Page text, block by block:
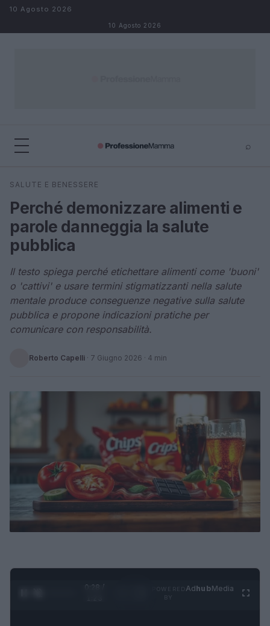
Salta al contenuto
10 Agosto 2026
10 Agosto 2026
⌕
Cerca
SALUTE E BENESSERE
Perché demonizzare alimenti e
parole danneggia la salute
pubblica
Il testo spiega perché etichettare alimenti come 'buoni'
o 'cattivi' e usare termini stigmatizzanti nella salute
mentale produce conseguenze negative sulla salute
pubblica e propone indicazioni pratiche per
comunicare con responsabilità.
Roberto Capelli · 7 Giugno 2026 · 4 min
0:29 /
AdhubMedia